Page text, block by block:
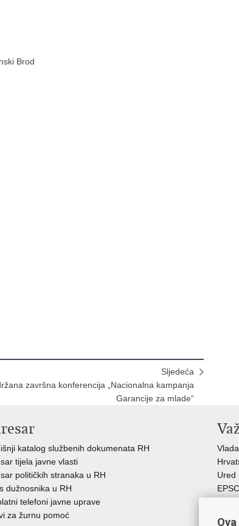
Brod
Sljedeća
završna konferencija „Nacionalna kampanja
Garancije za mlade“
katalog službenih dokumenata RH
tijela javne vlasti
političkih stranaka u RH
dužnosnika u RH
telefoni javne uprave
za žurnu pomoć
Ured